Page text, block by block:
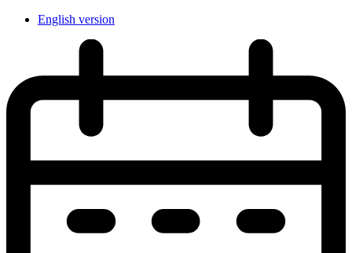
English version